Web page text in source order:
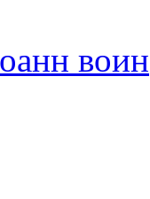
воин